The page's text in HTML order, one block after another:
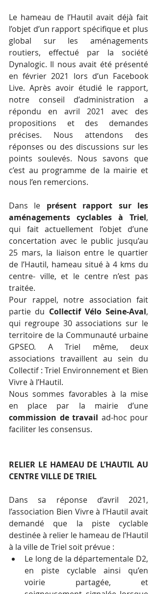
Le hameau de l’Hautil avait déjà fait
l’objet d’un rapport spécifique et plus
global sur les aménagements
routiers, effectué par la société
Dynalogic. Il nous avait été présenté
en février 2021 lors d’un Facebook
Live. Après avoir étudié le rapport,
notre conseil d’administration a
répondu en avril 2021 avec des
propositions et des demandes
précises. Nous attendons des
réponses ou des discussions sur les
points soulevés. Nous savons que
c’est au programme de la mairie et
nous l’en remercions.
Dans le présent rapport sur les
aménagements cyclables à Triel,
qui fait actuellement l’objet d’une
concertation avec le public jusqu’au
25 mars, la liaison entre le quartier
de l’Hautil, hameau situé à 4 kms du
centre- ville, et le centre n’est pas
traitée.
Pour rappel, notre association fait
partie du Collectif Vélo Seine-Aval,
qui regroupe 30 associations sur le
territoire de la Communauté urbaine
GPSEO. A Triel même, deux
associations travaillent au sein du
Collectif : Triel Environnement et Bien
Vivre à l’Hautil.
Nous sommes favorables à la mise
commission de travail ad-hoc pour
faciliter les consensus.
RELIER LE HAMEAU DE L’HAUTIL AU
CENTRE VILLE DE TRIEL
Dans sa réponse d’avril 2021,
l’association Bien Vivre à l’Hautil avait
demandé que la piste cyclable
destinée à relier le hameau de l’Hautil
à la ville de Triel soit prévue :
Le long de la départementale D2,
en piste cyclable ainsi qu’en
voirie partagée, et